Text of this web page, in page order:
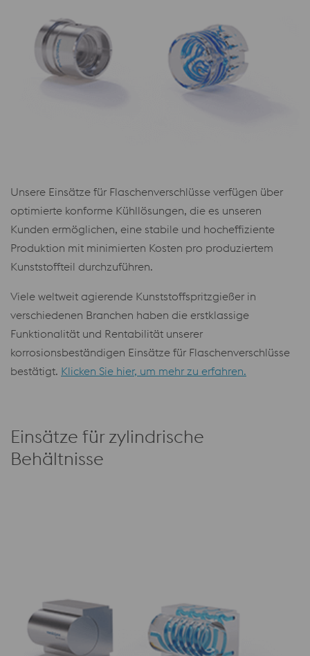
Unsere Einsätze für Flaschenverschlüsse verfügen über
optimierte konforme Kühllösungen, die es unseren
Kunden ermöglichen, eine stabile und hocheffiziente
Produktion mit minimierten Kosten pro produziertem
Kunststoffteil durchzuführen.
Viele weltweit agierende Kunststoffspritzgießer in
verschiedenen Branchen haben die erstklassige
Funktionalität und Rentabilität unserer
korrosionsbeständigen Einsätze für Flaschenverschlüsse
bestätigt. Klicken Sie hier, um mehr zu erfahren.
Einsätze für zylindrische
Behältnisse